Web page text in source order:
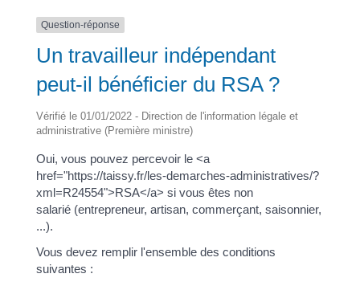
Question-réponse
Un travailleur indépendant
peut-il bénéficier du RSA ?
Vérifié le 01/01/2022 - Direction de l'information légale et
administrative (Première ministre)
Oui, vous pouvez percevoir le <a
href="https://taissy.fr/les-demarches-administratives/?
xml=R24554">RSA</a> si vous êtes non
salarié (entrepreneur, artisan, commerçant, saisonnier,
...).
Vous devez remplir l'ensemble des conditions
suivantes :